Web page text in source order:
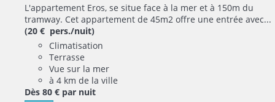
L'appartement Eros, se situe face à la mer et à 150m du
tramway. Cet appartement de 45m2 offre une entrée avec...
(20 € pers./nuit)
Climatisation
Terrasse
Vue sur la mer
à 4 km de la ville
Dès 80 € par nuit